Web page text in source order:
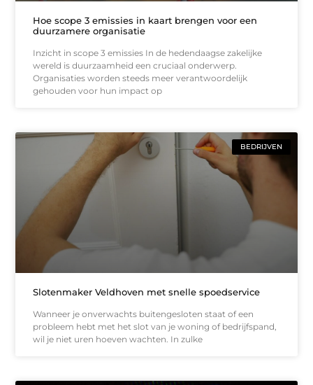
Hoe scope 3 emissies in kaart brengen voor een
duurzamere organisatie
Inzicht in scope 3 emissies In de hedendaagse zakelijke
wereld is duurzaamheid een cruciaal onderwerp.
Organisaties worden steeds meer verantwoordelijk
gehouden voor hun impact op
BEDRIJVEN
Slotenmaker Veldhoven met snelle spoedservice
Wanneer je onverwachts buitengesloten staat of een
probleem hebt met het slot van je woning of bedrijfspand,
wil je niet uren hoeven wachten. In zulke